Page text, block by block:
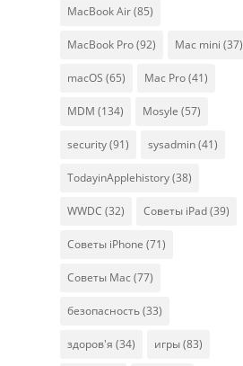
MacBook Air(85)
MacBook Pro(92) Mac mini (37)
macOS (65) Mac Pro(41)
MDM (134) Mosyle (57)
security(91) sysadmin(41)
TodayinApplehistory(38)
WWDC (32) Советы iPad(39)
Советы iPhone (71)
Советы Mac (77)
безопасность(33)
здоров'я (34) игры(83)